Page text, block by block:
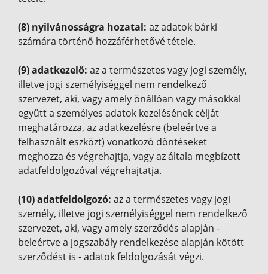
(8) nyilvánosságra hozatal: az adatok bárki
számára történő hozzáférhetővé tétele.
(9) adatkezelő: az a természetes vagy jogi személy,
illetve jogi személyiséggel nem rendelkező
szervezet, aki, vagy amely önállóan vagy másokkal
együtt a személyes adatok kezelésének célját
meghatározza, az adatkezelésre (beleértve a
felhasznált eszközt) vonatkozó döntéseket
meghozza és végrehajtja, vagy az általa megbízott
adatfeldolgozóval végrehajtatja.
(10) adatfeldolgozó: az a természetes vagy jogi
személy, illetve jogi személyiséggel nem rendelkező
szervezet, aki, vagy amely szerződés alapján -
beleértve a jogszabály rendelkezése alapján kötött
szerződést is - adatok feldolgozását végzi.